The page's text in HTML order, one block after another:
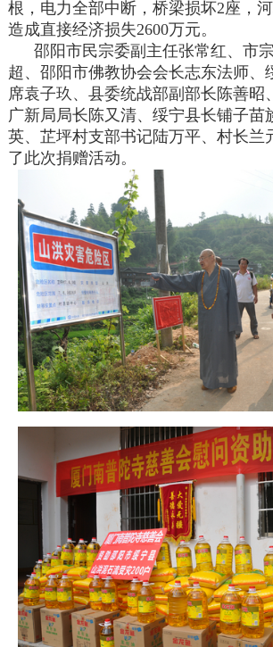
根，电力全部中断，桥梁损坏2座，河
造成直接经济损失2600万元。
邵阳市民宗委副主任张常红、市
超、邵阳市佛教协会会长志东法师、
席袁子玖、县委统战部副部长陈善昭
广新局局长陈又清、绥宁县长铺子苗
英、芷坪村支部书记陆万平、村长兰
了此次捐赠活动。